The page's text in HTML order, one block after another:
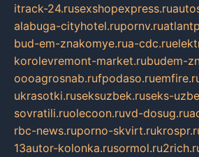
itrack-24.rusexshopexpress.ru
alabuga-cityhotel.rupornv.ru
bud-em-znakomye.rua-cdc.ru
korolevremont-market.rubudem-
oooagrosnab.rufpodaso.ru
ukrasotki.ruseksuzbek.ruseks-
sovratili.ruolecoon.ruvd-dosug.ru
rbc-news.ruporno-skvirt.ru
13autor-kolonka.rusormol.ru